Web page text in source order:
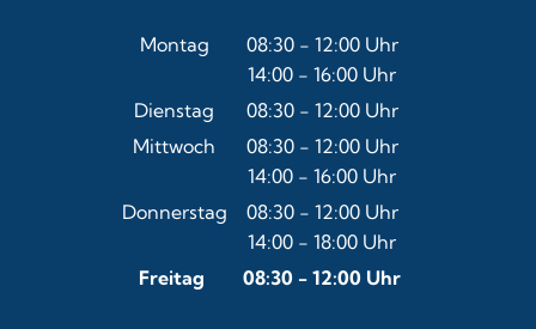
Montag 08:30- 12:00Uhr
Von 08:30 bis 12:00 Uhr
14:00 - 16:00 Uhr
Von 14:00 bis 16:00 Uhr
Dienstag 08:30- 12:00Uhr
Von 08:30 bis 12:00 Uhr
Mittwoch 08:30- 12:00Uhr
Von 08:30 bis 12:00 Uhr
14:00 - 16:00 Uhr
Von 14:00 bis 16:00 Uhr
Donnerstag 08:30- 12:00Uhr
Von 08:30 bis 12:00 Uhr
14:00 - 18:00 Uhr
Von 14:00 bis 18:00 Uhr
Freitag 08:30 - 12:00 Uhr